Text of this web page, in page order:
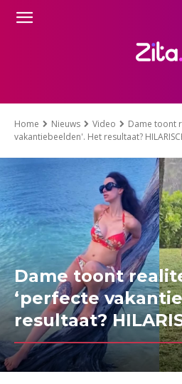
Home Nieuws Video
Dame toont
vakantiebeelden'. Het resultaat?
Dame toont
‘perfecte
resultaat?